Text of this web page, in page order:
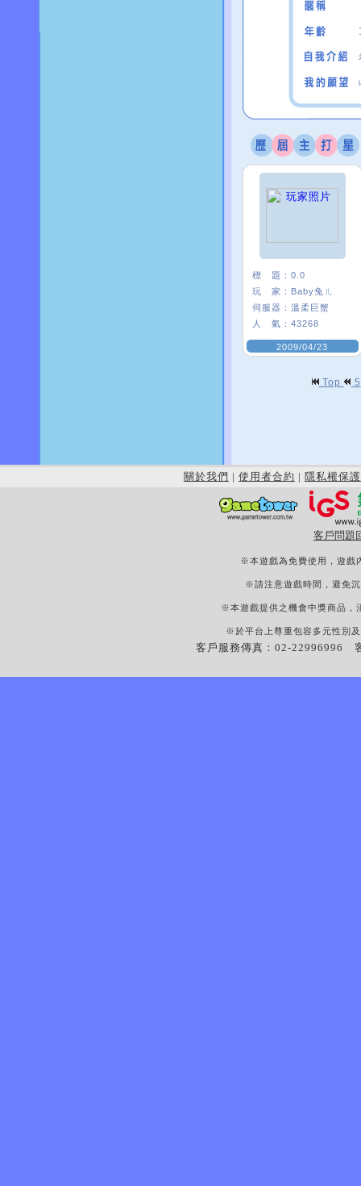
標 題： 0.0
玩 家： Baby兔ㄦ
伺服器： 溫柔巨蟹
人 氣： 43268
2009/04/23
Top 5
關於我們 | 使用者合約 | 隱私權保護
客戶問題
※本遊戲為免費使用，遊戲
※請注意遊戲時間，避免
※本遊戲提供之機會中獎商品，
※於平台上尊重包容多元性別
客戶服務傳真：02-22996996